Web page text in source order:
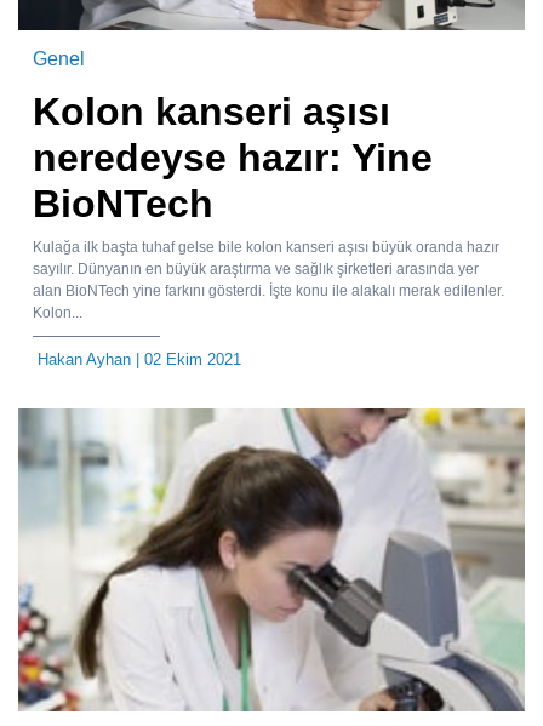
Genel
Kolon kanseri aşısı
neredeyse hazır: Yine
BioNTech
Kulağa ilk başta tuhaf gelse bile kolon kanseri aşısı büyük oranda hazır
sayılır. Dünyanın en büyük araştırma ve sağlık şirketleri arasında yer
alan BioNTech yine farkını gösterdi. İşte konu ile alakalı merak edilenler.
Kolon...
Hakan Ayhan | 02 Ekim 2021